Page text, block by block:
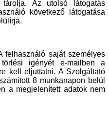
Az utolsó látogatás
következő látogatása
felhasználó saját személyes
igényét e-mailben a
kell eljuttatni. A Szolgáltató
8 munkanapon belül
a megjelenített adatok nem